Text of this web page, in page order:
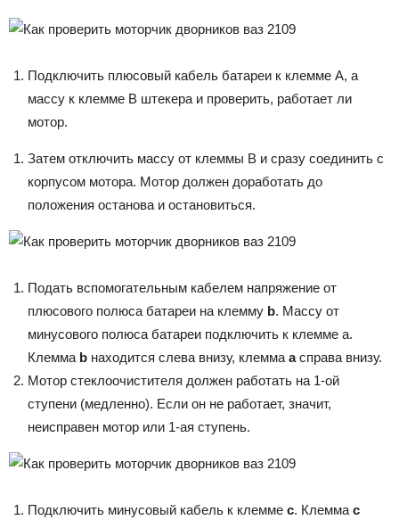
Подключить плюсовый кабель батареи к клемме А, а
массу к клемме В штекера и проверить, работает ли
мотор.
Затем отключить массу от клеммы В и сразу соединить с
корпусом мотора. Мотор должен доработать до
положения останова и остановиться.
Подать вспомогательным кабелем напряжение от
плюсового полюса батареи на клемму b. Массу от
минусового полюса батареи подключить к клемме а.
Клемма b находится слева внизу, клемма асправа внизу.
Мотор стеклоочистителя должен работать на 1-ой
ступени (медленно). Если он не работает, значит,
неисправен мотор или 1-ая ступень.
Подключить минусовый кабель к клемме с. Клемма с